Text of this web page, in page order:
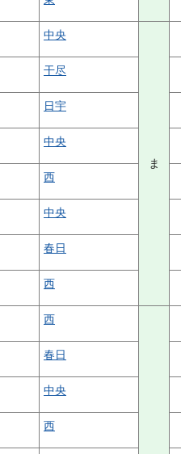
中央
ま
干尽
日宇
中央
西
中央
春日
西
西
春日
中央
西